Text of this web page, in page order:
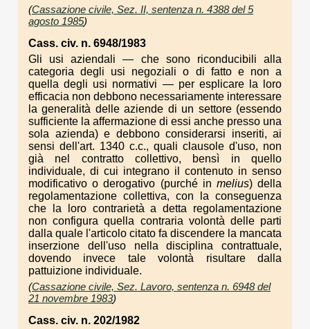
(Cassazione civile, Sez. II, sentenza n. 4388 del 5
agosto 1985)
Cass. civ. n. 6948/1983
Gli usi aziendali — che sono riconducibili alla
categoria degli usi negoziali o di fatto e non a
quella degli usi normativi — per esplicare la loro
efficacia non debbono necessariamente interessare
la generalità delle aziende di un settore (essendo
sufficiente la affermazione di essi anche presso una
sola azienda) e debbono considerarsi inseriti, ai
sensi dell'art. 1340 c.c., quali clausole d'uso, non
già nel contratto collettivo, bensì in quello
individuale, di cui integrano il contenuto in senso
modificativo o derogativo (purché in melius) della
regolamentazione collettiva, con la conseguenza
che la loro contrarietà a detta regolamentazione
non configura quella contraria volontà delle parti
dalla quale l'articolo citato fa discendere la mancata
inserzione dell'uso nella disciplina contrattuale,
dovendo invece tale volontà risultare dalla
pattuizione individuale.
(Cassazione civile, Sez. Lavoro, sentenza n. 6948 del
21 novembre 1983)
Cass. civ. n. 202/1982